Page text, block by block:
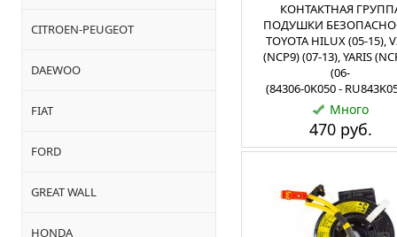
CITROEN-PEUGEOT
DAEWOO
FIAT
FORD
GREAT WALL
HONDA
КОНТАКТНАЯ
ПОДУШКИ
TOYOTA HILUX (05-15),
(NCP9) (07-13), YARIS
(06-
(84306-0K050 -
Много
470 руб.